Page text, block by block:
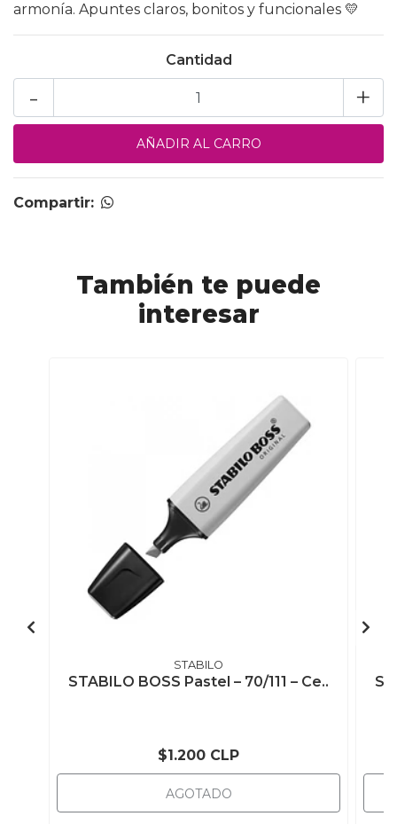
armonía. Apuntes claros, bonitos y funcionales 💛
Cantidad
+
-
Compartir:
También te puede
interesar
STABILO
STABILO BOSS Pastel – 70/111 – Ce..
$1.200 CLP
AGOTADO